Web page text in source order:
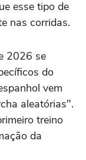
esse tipo de
nas corridas.
2026 se
do
vem
aleatórias".
treino
da